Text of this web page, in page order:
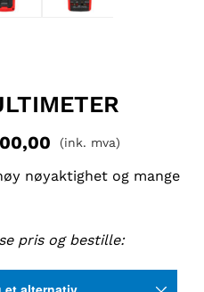
(ink. mva)
nøyaktighet og mange
pris og bestille: